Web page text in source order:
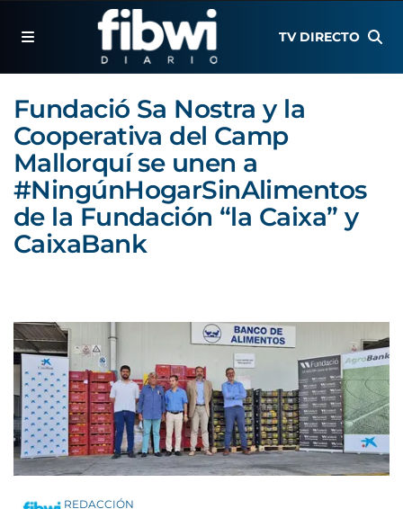
TV DIRECTO
Fundació Sa Nostra y la
Cooperativa del Camp
Mallorquí se unen a
#NingúnHogarSinAlimentos
de la Fundación “la Caixa” y
CaixaBank
REDACCIÓN